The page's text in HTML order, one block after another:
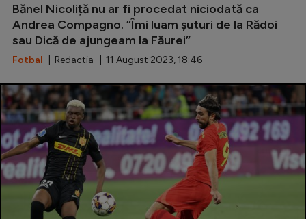
Creează cont
Bănel Nicoliță nu ar fi procedat niciodată ca
Andrea Compagno. ”Îmi luam șuturi de la Rădoi
sau Dică de ajungeam la Făurei”
Fotbal | Redactia | 11 August 2023, 18:46